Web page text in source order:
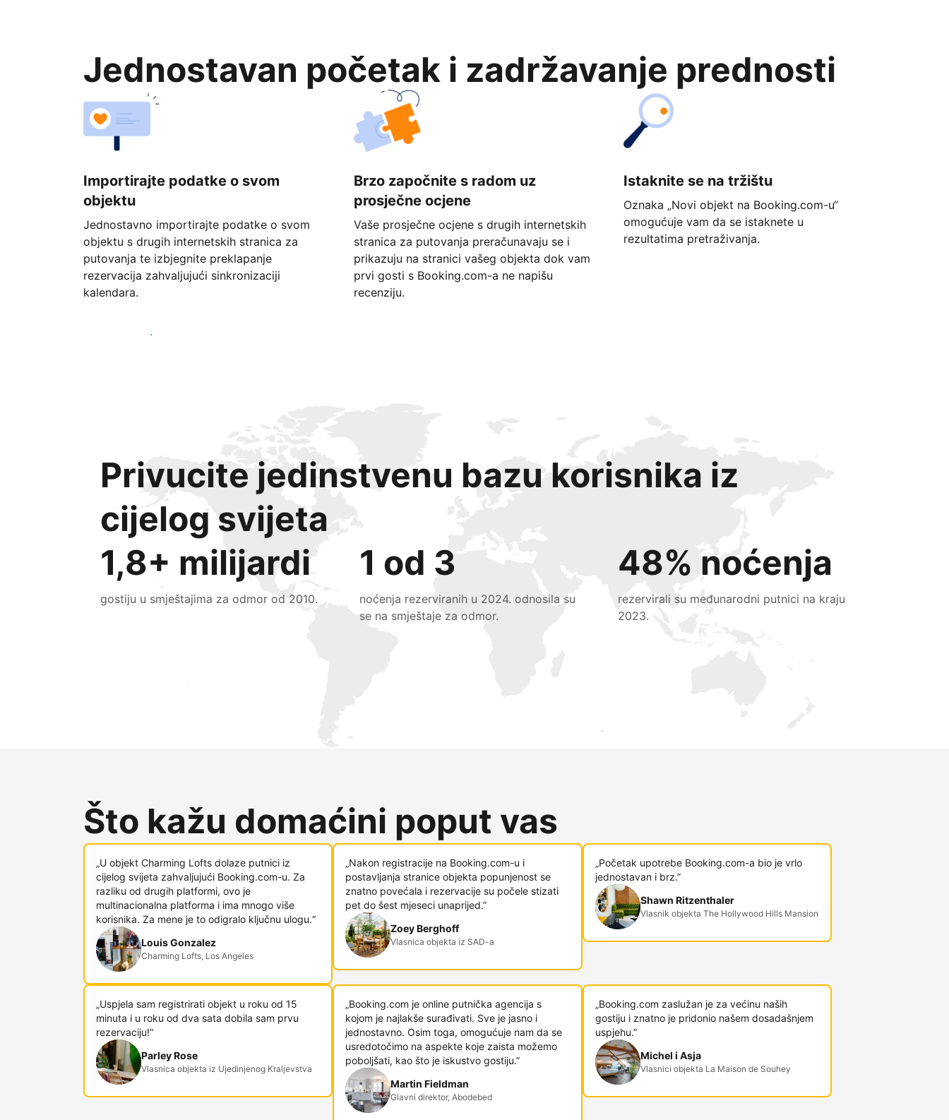
Jednostavan početak i zadržavanje prednosti
Importirajte podatke o svom
objektu
Jednostavno importirajte podatke o svom
objektu s drugih internetskih stranica za
putovanja te izbjegnite preklapanje
rezervacija zahvaljujući sinkronizaciji
kalendara.
Brzo započnite s radom uz
prosječne ocjene
Vaše prosječne ocjene s drugih internetskih
stranica za putovanja preračunavaju se i
prikazuju na stranici vašeg objekta dok vam
prvi gosti s Booking.com-a ne napišu
recenziju.
Istaknite se na tržištu
Oznaka „Novi objekt na Booking.com-u“
omogućuje vam da se istaknete u
rezultatima pretraživanja.
Započnite već danas
Privucite jedinstvenu bazu korisnika iz
cijelog svijeta
1,8+ milijardi
gostiju u smještajima za odmor od 2010.
1 od 3
noćenja rezerviranih u 2024. odnosila su
se na smještaje za odmor.
48% noćenja
rezervirali su međunarodni putnici na kraju
2023.
Doprite do novih gostiju već danas
Što kažu domaćini poput vas
„U objekt Charming Lofts dolaze putnici iz
cijelog svijeta zahvaljujući Booking.com-u. Za
razliku od drugih platformi, ovo je
multinacionalna platforma i ima mnogo više
korisnika. Za mene je to odigralo ključnu ulogu.“
Louis Gonzalez
Charming Lofts, Los Angeles
„Nakon registracije na Booking.com-u i
postavljanja stranice objekta popunjenost se
znatno povećala i rezervacije su počele stizati
pet do šest mjeseci unaprijed.”
Zoey Berghoff
Vlasnica objekta iz SAD-a
„Početak upotrebe Booking.com-a bio je vrlo
jednostavan i brz.”
Shawn Ritzenthaler
Vlasnik objekta The Hollywood Hills Mansion
„Uspjela sam registrirati objekt u roku od 15
minuta i u roku od dva sata dobila sam prvu
rezervaciju!”
Parley Rose
Vlasnica objekta iz Ujedinjenog Kraljevstva
„Booking.com je online putnička agencija s
kojom je najlakše surađivati. Sve je jasno i
jednostavno. Osim toga, omogućuje nam da se
usredotočimo na aspekte koje zaista možemo
poboljšati, kao što je iskustvo gostiju.”
Martin Fieldman
Glavni direktor, Abodebed
„Booking.com zaslužan je za većinu naših
gostiju i znatno je pridonio našem dosadašnjem
uspjehu.”
Michel i Asja
Vlasnici objekta La Maison de Souhey